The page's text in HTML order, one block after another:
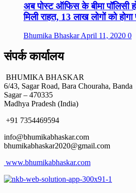
अब पोस्ट ऑफिस के बीमा पॉलिसी
मिली राहत, 13 लाख लोगों को होगा
Bhumika BhaskarApril 11, 2020 0
संपर्क कार्यालय
BHUMIKA BHASKAR
6/43, Sagar Road, Bara Chouraha, Banda
Sagar – 470335
Madhya Pradesh (India)
+91 7354469594
info@bhumikabhaskar.com
bhumikabhaskar2020@gmail.com
www.bhumikabhaskar.com